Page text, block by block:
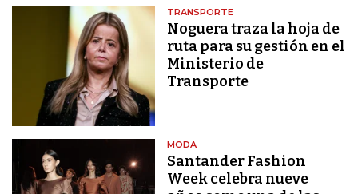
TRANSPORTE
Noguera traza la hoja de
ruta para su gestión en el
Ministerio de
Transporte
MODA
Santander Fashion
Week celebra nueve